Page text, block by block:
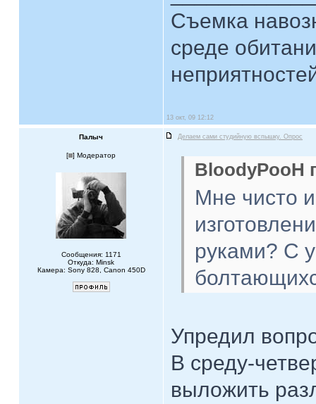
Съемка
среде
13 окт, 09 12:12
Палыч Делаем сами студийную вспышку. Опрос
[ ] Модератор
Сообщения: 1171
Откуда: Minsk
Камера: Sony 828, Canon 450D
BloodyPooH
Мне чисто
руками? С
Упредил
В среду-
выложить